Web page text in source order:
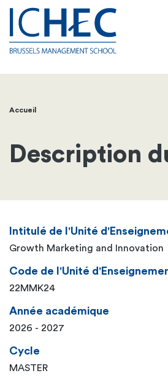
Fil
d'Ariane
Accueil
Description
Intitulé de l'Unité
Growth Marketing and Innovation
Code de l'Unité
22MMK24
Année académique
2026 - 2027
Cycle
MASTER